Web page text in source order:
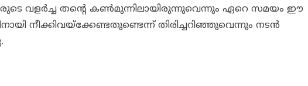
വളര്‍ച്ച തന്റെ കണ്‍മുന്നിലായിരുന്നുവെന്നും ഏറെ സമയം ഈ
നീക്കിവയ്‌ക്കേണ്ടതുണ്ടെന്ന് തിരിച്ചറിഞ്ഞുവെന്നും നടന്‍